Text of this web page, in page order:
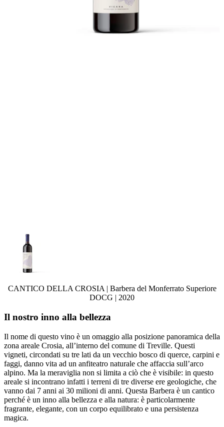
CANTICO DELLA CROSIA | Barbera del Monferrato Superiore
DOCG | 2020
Il nostro inno alla bellezza
Il nome di questo vino è un omaggio alla posizione panoramica della
zona areale Crosia, all’interno del comune di Treville. Questi
vigneti, circondati su tre lati da un vecchio bosco di querce, carpini e
faggi, danno vita ad un anfiteatro naturale che affaccia sull’arco
alpino. Ma la meraviglia non si limita a ciò che è visibile: in questo
areale si incontrano infatti i terreni di tre diverse ere geologiche, che
vanno dai 7 anni ai 30 milioni di anni. Questa Barbera è un cantico
perché è un inno alla bellezza e alla natura: è particolarmente
fragrante, elegante, con un corpo equilibrato e una persistenza
magica.